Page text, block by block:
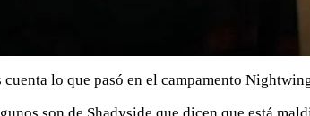
cuenta lo que pasó en el campamento
son de Shadyside que dicen que está